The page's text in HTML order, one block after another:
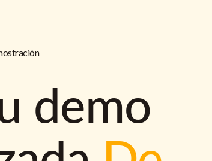
demo